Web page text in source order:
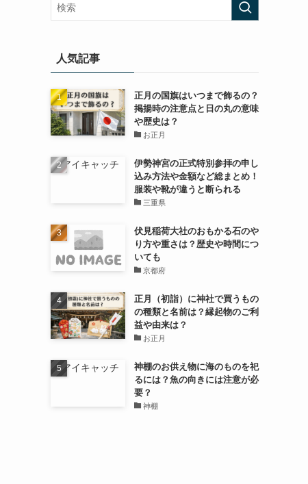
人気記事
正月の国旗はいつまで飾るの？
掲揚時の注意点と日の丸の意味
や歴史は？
お正月
伊勢神宮の正式特別参拝の申し
込み方法や金額など総まとめ！
服装や靴が違うと断られる
三重県
伏見稲荷大社のおもかる石のや
り方や重さは？歴史や時間につ
いても
京都府
正月（初詣）に神社で買うもの
の種類と名前は？縁起物のご利
益や由来は？
お正月
神棚のお供え物に海のものを祀
るには？魚の向きには注意が必
要？
神棚